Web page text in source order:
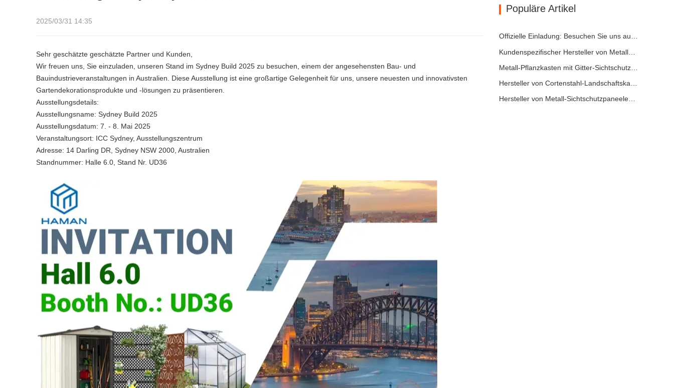
Hochbeet aus Metall
Die Shandong Iron Man Metal Products Co., Ltd. ist ein professioneller Lieferant und Hersteller von
Gartenprodukten aus China mit Sitz in der Stadt LiaoCheng, China. Als führender Hersteller von Gartenprodukten
und anderen relevanten Metallprodukten in der Branche...
2025/03/31 14:35
Sehr geschätzte geschätzte Partner und Kunden,
Wir freuen uns, Sie einzuladen, unseren Stand im Sydney Build 2025 zu besuchen, einem der angesehensten Bau- und
Bauindustrieveranstaltungen in Australien. Diese Ausstellung ist eine großartige Gelegenheit für uns, unsere neuesten und innovativsten
Gartendekorationsprodukte und -lösungen zu präsentieren.
Ausstellungsdetails:
Ausstellungsname: Sydney Build 2025
Ausstellungsdatum: 7. - 8. Mai 2025
Veranstaltungsort: ICC Sydney, Ausstellungszentrum
Adresse: 14 Darling DR, Sydney NSW 2000, Australien
Standnummer: Halle 6.0, Stand Nr. UD36
Populäre Artikel
Offizielle Einladung: Besuchen Sie uns auf der GLEE 2026 Gartenparty im britischen Stil
Kundenspezifischer Hersteller von Metallpflanzkästen mit Gitter in China für Lösungen im Außenbereich zur Privatsphäre im Garten
Metall-Pflanzkasten mit Gitter-Sichtschutz: Warum immer mehr globale Käufer chinesische OEM-Hersteller für Gartenprojekte im Freien wählen
Hersteller von Metall-Sichtschutzpaneelen für den Außenbereich und dekorativen Sichtschutzzäunen in China | Maßgeschneiderte OEM-Lösungen für moderne Außenbereiche